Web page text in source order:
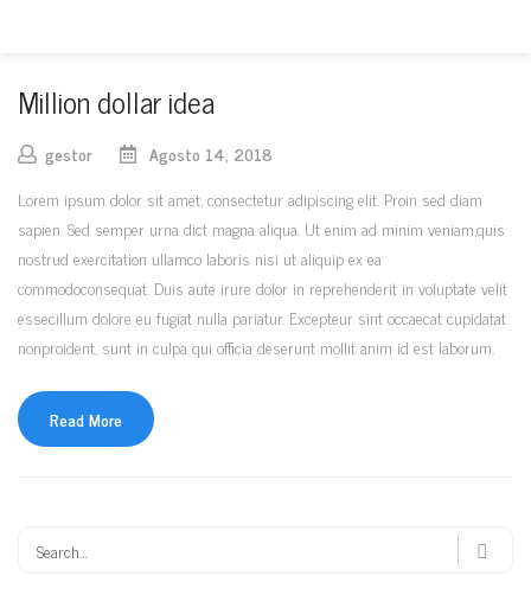
Million dollar idea
gestor
Agosto 14, 2018
Lorem ipsum dolor sit amet, consectetur adipiscing elit. Proin sed diam
sapien. Sed semper urna dict magna aliqua. Ut enim ad minim veniam,quis
nostrud exercitation ullamco laboris nisi ut aliquip ex ea
commodoconsequat. Duis aute irure dolor in reprehenderit in voluptate velit
essecillum dolore eu fugiat nulla pariatur. Excepteur sint occaecat cupidatat
nonproident, sunt in culpa qui officia deserunt mollit anim id est laborum.
Read More